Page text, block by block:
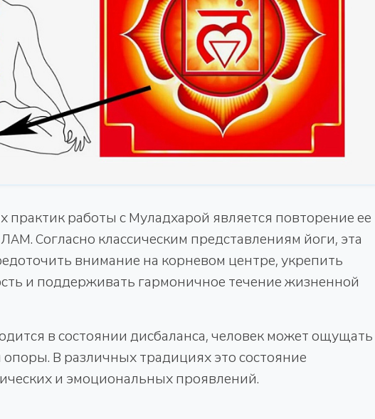
работы с Муладхарой является повторение ее
Согласно классическим представлениям йоги, эта
внимание на корневом центре, укрепить
и поддерживать гармоничное течение жизненной
в состоянии дисбаланса, человек может ощущать
В различных традициях это состояние
и эмоциональных проявлений.